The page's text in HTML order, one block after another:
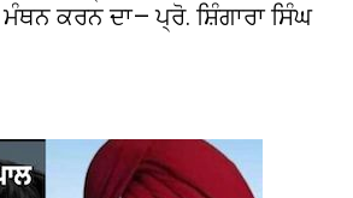
ਕਰਨ ਦਾ— ਪ੍ਰੋ. ਸ਼ਿੰਗਾਰਾ ਸਿੰਘ